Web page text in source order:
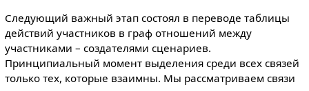
Следующий важный этап состоял в переводе таблицы
действий участников в граф отношений между
участниками – создателями сценариев.
Принципиальный момент выделения среди всех связей
только тех, которые взаимны. Мы рассматриваем связи